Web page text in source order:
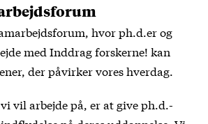
hvor ph.d.er og
med Inddrag forskerne! kan
der påvirker vores hverdag.
vil arbejde på, er at give ph.d.-